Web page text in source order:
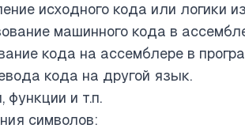
исходного кода или логики
машинного кода в
кода на ассемблере в
кода на другой язык.
и т.п.
символов: